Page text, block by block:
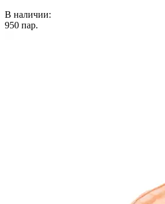
В наличии:
950 пар.